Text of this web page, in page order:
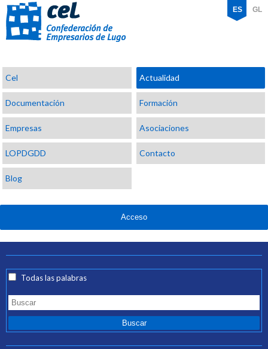
Confederación
de
Empresarios
de
Lugo
ES GL
Cel Actualidad
Documentación Formación
Empresas Asociaciones
LOPDGDD Contacto
Blog
Acceso
Todas las palabras